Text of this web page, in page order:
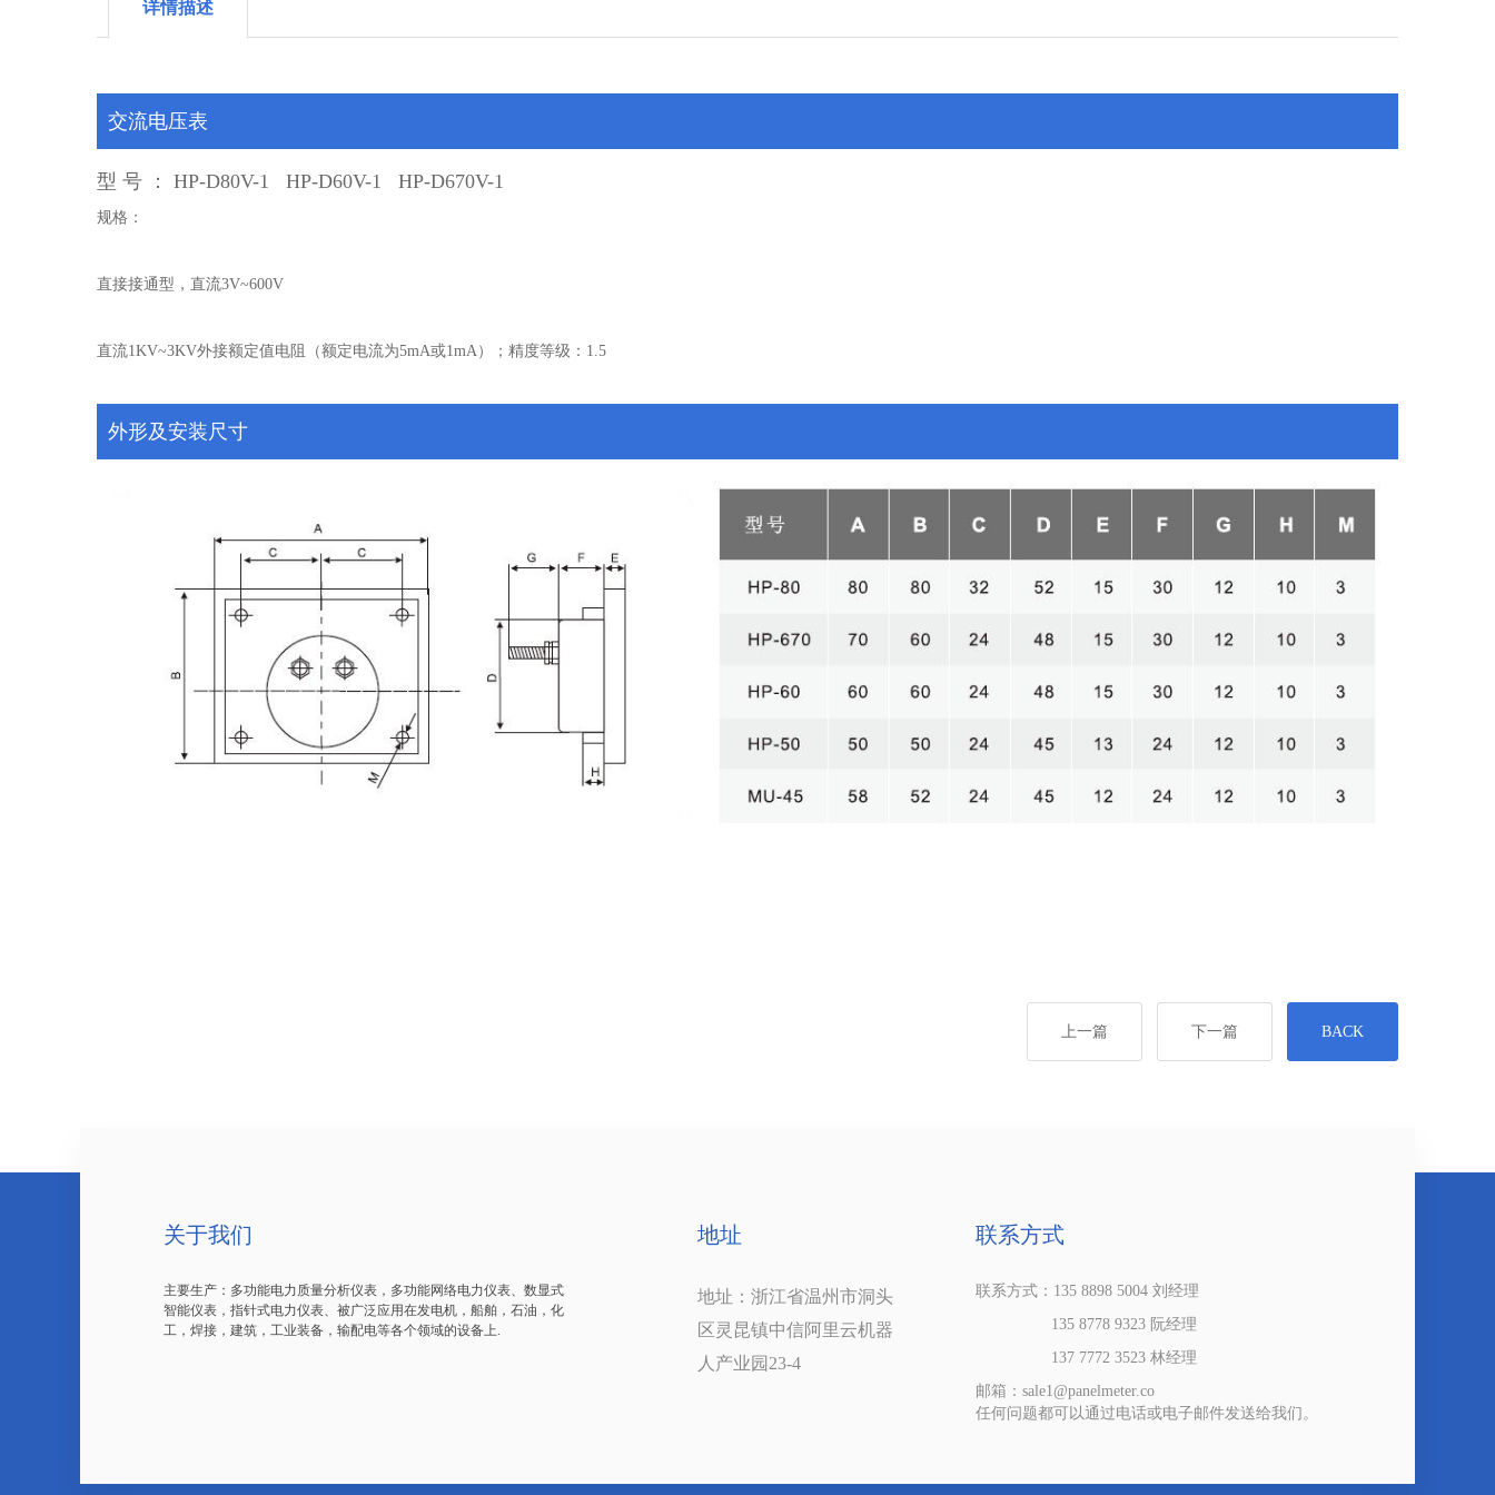
详情描述
交流电压表
型 号 ： HP-D80V-1 HP-D60V-1 HP-D670V-1
规格：
直接接通型，直流3V~600V
直流1KV~3KV外接额定值电阻（额定电流为5mA或1mA）；精度等级：1.5
外形及安装尺寸
上一篇 下一篇 BACK
关于我们
主要生产：多功能电力质量分析仪表，多功能网络电力仪表、数显式
智能仪表，指针式电力仪表、被广泛应用在发电机，船舶，石油，化
工，焊接，建筑，工业装备，输配电等各个领域的设备上.
地址
地址：浙江省温州市洞头
区灵昆镇中信阿里云机器
人产业园23-4
联系方式
联系方式：135 8898 5004 刘经理
135 8778 9323 阮经理
137 7772 3523 林经理
邮箱：sale1@panelmeter.co
任何问题都可以通过电话或电子邮件发送给我们。